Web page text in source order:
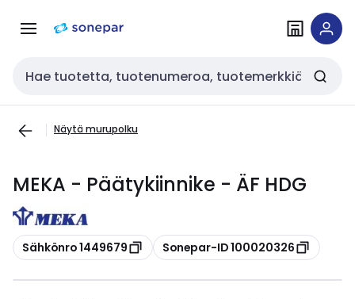
navigointiinsisältöön
Haku
Näytä murupolku
MEKA - Päätykiinnike - ÄF HDG
Kopioi
Sähkönro 1449679 Kopioi
Sonepar-ID 100020326